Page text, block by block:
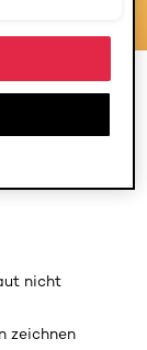
Für was
Sachen
nicht
zeichnen